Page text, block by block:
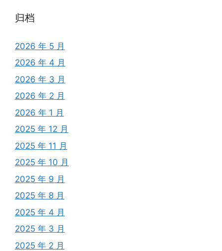
归档
2026 年 5 月
2026 年 4 月
2026 年 3 月
2026 年 2 月
2026 年 1 月
2025 年 12 月
2025 年 11 月
2025 年 10 月
2025 年 9 月
2025 年 8 月
2025 年 4 月
2025 年 3 月
2025 年 2 月